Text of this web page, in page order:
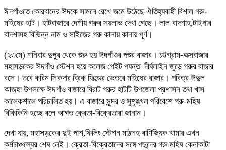
ঈদগাঁওতে কোরবানের ঈদকে সামনে রেখে জমে উঠেছে ঐতিহ্যবাহী বিশাল গরু-
মহিষের হাট। হাটবাজারে দেশীয় গরুর সয়লাভ দেখা গেছে। লাল বাদশাহ,টাইগার
বাদশাসহ বিভিন্ন নাম ও সাইজের গরু কানায় কানায় পূর্ণ।
(২৩মে) শনিবার দুপুর থেকে শুরু হয় ঈদগাঁওর পশুর বাজার। চট্টগ্রাম-কক্সবাজার
মহাসড়কের ঈদগাঁও স্টেশন হয়ে কলেজ গেইট পযন্ত দীর্ঘলাইন জুড়ে গরুর বাজার
বসে। তবে করিম সিকদার ব্রিক ফিল্ডের ভেতরে মহিষের বাজার। পবিত্র ঈদুল
আজহা উপলক্ষে ঈদগাঁও বাজারে বিরাট গরুর হাটটি উপজেলা প্রশাসন তথা খাস
কালেকশালে পরিচালিত হয়। এ বাজারে সুন্দর ও সুশৃঙ্খল পরিবেশে গরু-মহিষ
বিকিকিনি হচ্ছে বলে আগত ক্রেতা-বিক্রেতারা জানান।
দেখা যায়, মহাসড়কের দুই পাশ,ফিলিং স্টেশন মাঠসহ বাণিজ্যিক খামার এখন
কর্মচাঞ্চল্যের শেষ নেই। ক্রেতা-বিক্রেতাদের সঙ্গে পছন্দের গরু মহিষ কেনাকাটা